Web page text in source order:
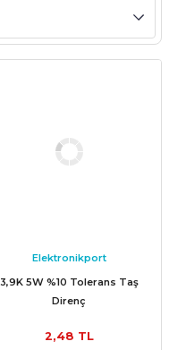
Elektronikport
3,9K 5W %10 Tolerans Taş
Direnç
2,48 TL